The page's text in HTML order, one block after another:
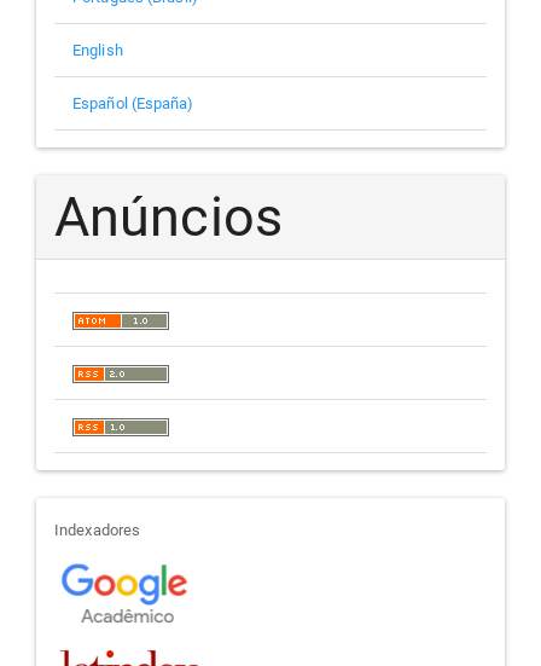
English
Español (España)
Anúncios
indexadores
Indexadores